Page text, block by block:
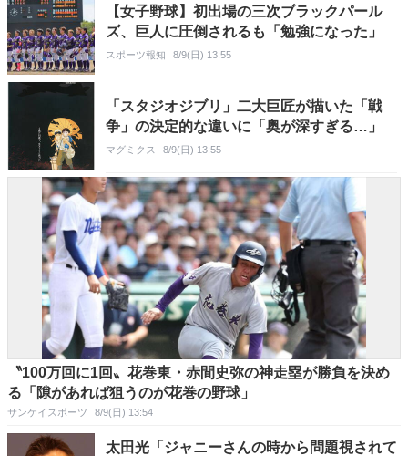
【女子野球】初出場の三次ブラックパール
ズ、巨人に圧倒されるも「勉強になった」
スポーツ報知 8/9(日) 13:55
「スタジオジブリ」二大巨匠が描いた「戦
争」の決定的な違いに「奥が深すぎる…」
マグミクス 8/9(日) 13:55
〝100万回に1回〟花巻東・赤間史弥の神走塁が勝負を決め
る「隙があれば狙うのが花巻の野球」
サンケイスポーツ 8/9(日) 13:54
太田光「ジャニーさんの時から問題視されて